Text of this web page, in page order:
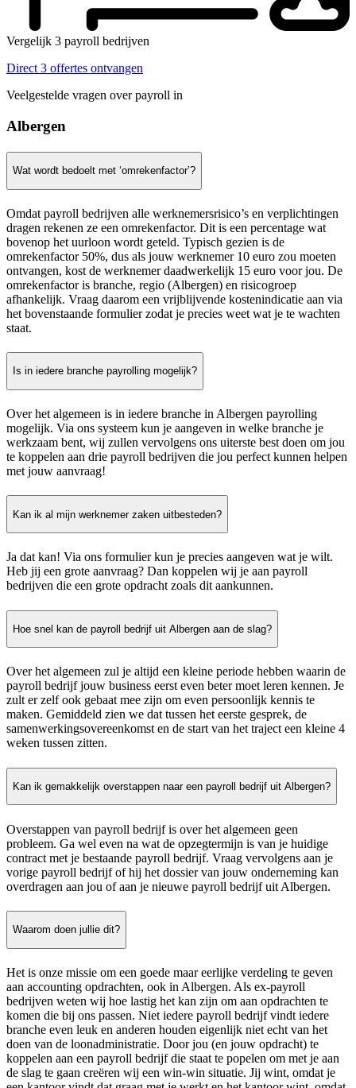
Vergelijk 3 payroll bedrijven
Direct 3 offertes ontvangen
Veelgestelde vragen over payroll in
Albergen
Wat wordt bedoelt met ‘omrekenfactor’?
Omdat payroll bedrijven alle werknemersrisico’s en verplichtingen
dragen rekenen ze een omrekenfactor. Dit is een percentage wat
bovenop het uurloon wordt geteld. Typisch gezien is de
omrekenfactor 50%, dus als jouw werknemer 10 euro zou moeten
ontvangen, kost de werknemer daadwerkelijk 15 euro voor jou. De
omrekenfactor is branche, regio (Albergen) en risicogroep
afhankelijk. Vraag daarom een vrijblijvende kostenindicatie aan via
het bovenstaande formulier zodat je precies weet wat je te wachten
staat.
Is in iedere branche payrolling mogelijk?
Over het algemeen is in iedere branche in Albergen payrolling
mogelijk. Via ons systeem kun je aangeven in welke branche je
werkzaam bent, wij zullen vervolgens ons uiterste best doen om jou
te koppelen aan drie payroll bedrijven die jou perfect kunnen helpen
met jouw aanvraag!
Kan ik al mijn werknemer zaken uitbesteden?
Ja dat kan! Via ons formulier kun je precies aangeven wat je wilt.
Heb jij een grote aanvraag? Dan koppelen wij je aan payroll
bedrijven die een grote opdracht zoals dit aankunnen.
Hoe snel kan de payroll bedrijf uit Albergen aan de slag?
Over het algemeen zul je altijd een kleine periode hebben waarin de
payroll bedrijf jouw business eerst even beter moet leren kennen. Je
zult er zelf ook gebaat mee zijn om even persoonlijk kennis te
maken. Gemiddeld zien we dat tussen het eerste gesprek, de
samenwerkingsovereenkomst en de start van het traject een kleine 4
weken tussen zitten.
Kan ik gemakkelijk overstappen naar een payroll bedrijf uit Albergen?
Overstappen van payroll bedrijf is over het algemeen geen
probleem. Ga wel even na wat de opzegtermijn is van je huidige
contract met je bestaande payroll bedrijf. Vraag vervolgens aan je
vorige payroll bedrijf of hij het dossier van jouw onderneming kan
overdragen aan jou of aan je nieuwe payroll bedrijf uit Albergen.
Waarom doen jullie dit?
Het is onze missie om een goede maar eerlijke verdeling te geven
aan accounting opdrachten, ook in Albergen. Als ex-payroll
bedrijven weten wij hoe lastig het kan zijn om aan opdrachten te
komen die bij ons passen. Niet iedere payroll bedrijf vindt iedere
branche even leuk en anderen houden eigenlijk niet echt van het
doen van de loonadministratie. Door jou (en jouw opdracht) te
koppelen aan een payroll bedrijf die staat te popelen om met je aan
de slag te gaan creëren wij een win-win situatie. Jij wint, omdat je